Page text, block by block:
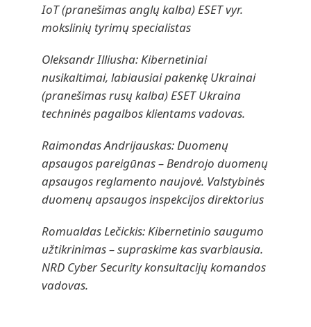
IoT (pranešimas anglų kalba) ESET vyr.
mokslinių tyrimų specialistas
Oleksandr Illiusha: Kibernetiniai
nusikaltimai, labiausiai pakenkę Ukrainai
(pranešimas rusų kalba) ESET Ukraina
techninės pagalbos klientams vadovas.
Raimondas Andrijauskas: Duomenų
apsaugos pareigūnas – Bendrojo duomenų
apsaugos reglamento naujovė. Valstybinės
duomenų apsaugos inspekcijos direktorius
Romualdas Lečickis: Kibernetinio saugumo
užtikrinimas – supraskime kas svarbiausia.
NRD Cyber Security konsultacijų komandos
vadovas.